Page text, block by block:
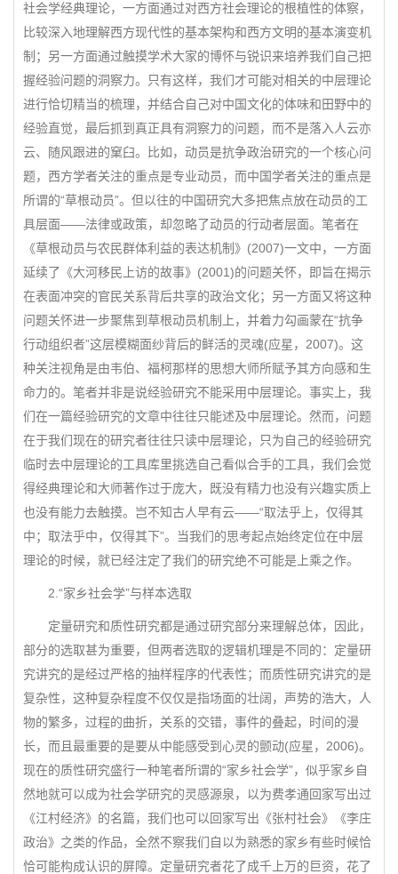
社会学经典理论，一方面通过对西方社会理论的根植性的体察，
比较深入地理解西方现代性的基本架构和西方文明的基本演变机
制；另一方面通过触摸学术大家的博怀与锐识来培养我们自己把
握经验问题的洞察力。只有这样，我们才可能对相关的中层理论
进行恰切精当的梳理，并结合自己对中国文化的体味和田野中的
经验直觉，最后抓到真正具有洞察力的问题，而不是落入人云亦
云、随风跟进的窠臼。比如，动员是抗争政治研究的一个核心问
题，西方学者关注的重点是专业动员，而中国学者关注的重点是
所谓的“草根动员”。但以往的中国研究大多把焦点放在动员的工
具层面——法律或政策，却忽略了动员的行动者层面。笔者在
《草根动员与农民群体利益的表达机制》(2007)一文中，一方面
延续了《大河移民上访的故事》(2001)的问题关怀，即旨在揭示
在表面冲突的官民关系背后共享的政治文化；另一方面又将这种
问题关怀进一步聚焦到草根动员机制上，并着力勾画蒙在“抗争
行动组织者”这层模糊面纱背后的鲜活的灵魂(应星，2007)。这
种关注视角是由韦伯、福柯那样的思想大师所赋予其方向感和生
命力的。笔者并非是说经验研究不能采用中层理论。事实上，我
们在一篇经验研究的文章中往往只能述及中层理论。然而，问题
在于我们现在的研究者往往只读中层理论，只为自己的经验研究
临时去中层理论的工具库里挑选自己看似合手的工具，我们会觉
得经典理论和大师著作过于庞大，既没有精力也没有兴趣实质上
也没有能力去触摸。岂不知古人早有云——“取法乎上，仅得其
中；取法乎中，仅得其下”。当我们的思考起点始终定位在中层
理论的时候，就已经注定了我们的研究绝不可能是上乘之作。
2.“家乡社会学”与样本选取
定量研究和质性研究都是通过研究部分来理解总体，因此，
部分的选取甚为重要，但两者选取的逻辑机理是不同的：定量研
究讲究的是经过严格的抽样程序的代表性；而质性研究讲究的是
复杂性，这种复杂程度不仅仅是指场面的壮阔，声势的浩大，人
物的繁多，过程的曲折，关系的交错，事件的叠起，时间的漫
长，而且最重要的是要从中能感受到心灵的颤动(应星，2006)。
现在的质性研究盛行一种笔者所谓的“家乡社会学”，似乎家乡自
然地就可以成为社会学研究的灵感源泉，以为费孝通回家写出过
《江村经济》的名篇，我们也可以回家写出《张村社会》《李庄
政治》之类的作品，全然不察我们自以为熟悉的家乡有些时候恰
恰可能构成认识的屏障。定量研究者花了成千上万的巨资，花了